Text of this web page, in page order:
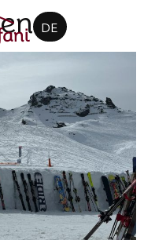
DE
CZ
EN